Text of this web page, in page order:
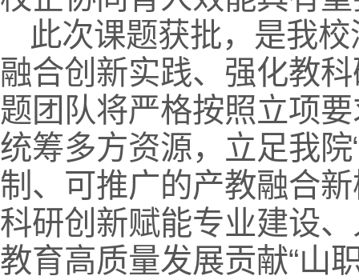
此次课题获批，是我
融合创新实践、强化教
题团队将严格按照立项
统筹多方资源，立足我
制、可推广的产教融合
科研创新赋能专业建设
教育高质量发展贡献“山